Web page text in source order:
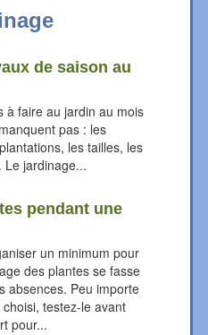
de saison au
à faire au jardin au mois
pas : les
les tailles, les
Le jardinage...
pendant une
un minimum pour
des plantes se fasse
absences. Peu importe
testez-le avant
pour...